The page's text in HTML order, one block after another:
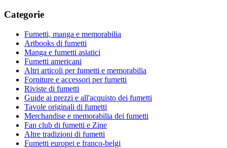
Categorie
Fumetti, manga e memorabilia
Artbooks di fumetti
Manga e fumetti asiatici
Fumetti americani
Altri articoli per fumetti e memorabilia
Forniture e accessori per fumetti
Riviste di fumetti
Guide ai prezzi e all'acquisto dei fumetti
Tavole originali di fumetti
Merchandise e memorabilia dei fumetti
Fan club di fumetti e Zine
Altre tradizioni di fumetti
Fumetti europei e franco-belgi